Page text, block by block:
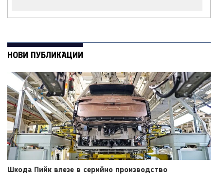
НОВИ ПУБЛИКАЦИИ
Шкода Пийк влезе в серийно производство